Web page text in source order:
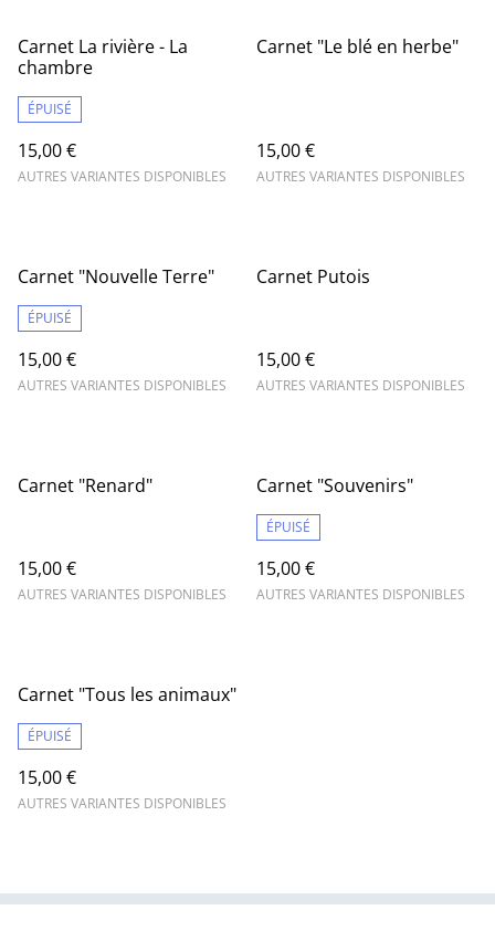
Carnet La rivière - La
chambre
ÉPUISÉ
15,00 €
AUTRES VARIANTES DISPONIBLES
Carnet "Le blé en herbe"
15,00 €
AUTRES VARIANTES DISPONIBLES
Carnet "Nouvelle Terre"
ÉPUISÉ
15,00 €
AUTRES VARIANTES DISPONIBLES
Carnet Putois
15,00 €
AUTRES VARIANTES DISPONIBLES
Carnet "Renard"
15,00 €
AUTRES VARIANTES DISPONIBLES
Carnet "Souvenirs"
ÉPUISÉ
15,00 €
AUTRES VARIANTES DISPONIBLES
Carnet "Tous les animaux"
ÉPUISÉ
15,00 €
AUTRES VARIANTES DISPONIBLES